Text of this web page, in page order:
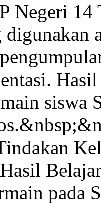
Negeri
pada